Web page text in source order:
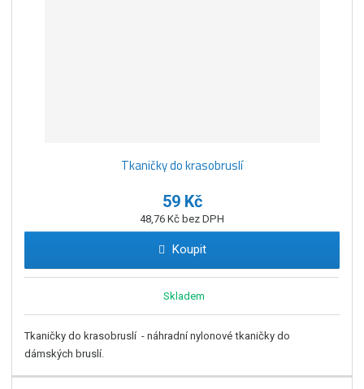
Tkaničky do krasobruslí
59 Kč
48,76 Kč bez DPH
Koupit
Skladem
Tkaničky do krasobruslí - náhradní nylonové tkaničky do
dámských bruslí.